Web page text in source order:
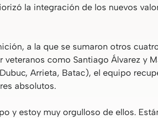
la integración de los nuevos
a la que se sumaron otros
como Santiago Álvarez y
Arrieta, Batac), el equipo
absolutos.
y estoy muy orgulloso de ellos.